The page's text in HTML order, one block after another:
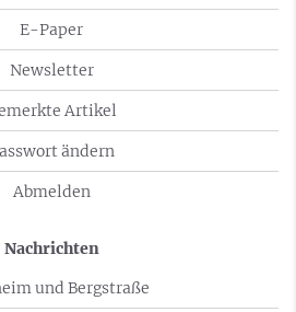
E-Paper
Newsletter
Artikel
ändern
Abmelden
Nachrichten
und Bergstraße